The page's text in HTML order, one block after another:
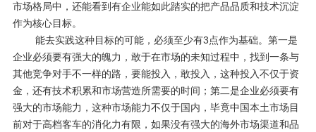
市场格局中，还能看到有企业能如此踏实的把产品品质和技术沉淀
作为核心目标。
能去实践这种目标的可能，必须至少有3点作为基础。第一是
企业必须要有强大的魄力，敢于在市场的未知过程中，找到一条与
其他竞争对手不一样的路，要能投入，敢投入，这种投入不仅于资
金，还有技术积累和市场营造所需要的时间；第二是企业必须要有
强大的市场能力，这种市场能力不仅于国内，毕竟中国本土市场目
前对于高档客车的消化力有限，如果没有强大的海外市场渠道和品